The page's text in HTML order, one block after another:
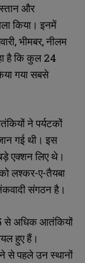
और
किया। इनमें
भीमबर, नीलम
है कि कुल 24
गया सबसे
ने पर्यटकों
गई थी। इस
एक्शन लिए थे।
लश्कर-ए-तैयबा
संगठन है।
से अधिक आतंकियों
हुए हैं।
से पहले उन स्थानों